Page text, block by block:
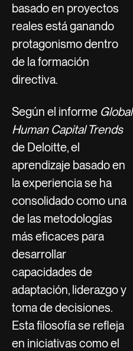
basado en proyectos
reales está ganando
protagonismo dentro
de la formación
directiva.
Según el informe Global
Human Capital Trends
de Deloitte, el
aprendizaje basado en
la experiencia se ha
consolidado como una
de las metodologías
más eficaces para
desarrollar
capacidades de
adaptación, liderazgo y
toma de decisiones.
Esta filosofía se refleja
en iniciativas como el